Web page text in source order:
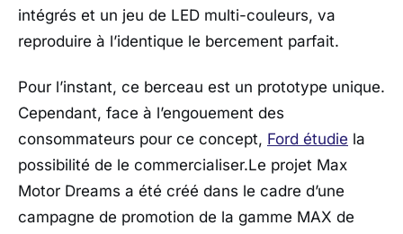
intégrés et un jeu de LED multi-couleurs, va
reproduire à l’identique le bercement parfait.
Pour l’instant, ce berceau est un prototype unique.
Cependant, face à l’engouement des
consommateurs pour ce concept, Ford étudie la
possibilité de le commercialiser.Le projet Max
Motor Dreams a été créé dans le cadre d’une
campagne de promotion de la gamme MAX de